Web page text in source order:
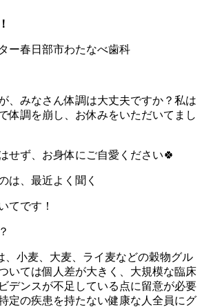
ー春日部市わたなべ歯科
、みなさん体調は大丈夫ですか？私は
体調を崩し、お休みをいただいてまし
せず、お身体にご自愛ください🍀
は、最近よく聞く
てです！
、小麦、大麦、ライ麦などの穀物グル
いては個人差が大きく、大規模な臨床
デンスが不足している点に留意が必要
定の疾患を持たない健康な人全員にグ